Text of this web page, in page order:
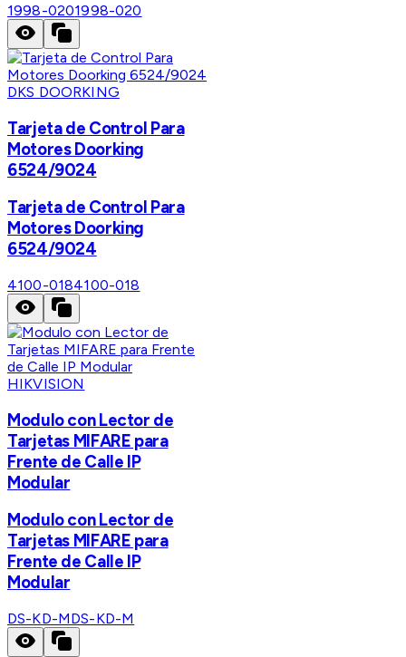
1998-0201998-020
DKS DOORKING
Tarjeta de Control Para
Motores Doorking
6524/9024
Tarjeta de Control Para
Motores Doorking
6524/9024
4100-0184100-018
HIKVISION
Modulo con Lector de
Tarjetas MIFARE para
Frente de Calle IP
Modular
Modulo con Lector de
Tarjetas MIFARE para
Frente de Calle IP
Modular
DS-KD-MDS-KD-M